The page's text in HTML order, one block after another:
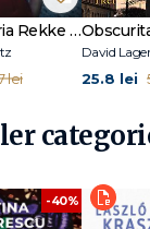
Memoria (seria Rekke & Vargas, vol. 2)
lei
David
25.8 lei
-40%